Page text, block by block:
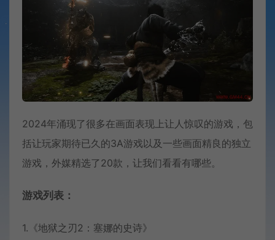
2024年涌现了很多在画面表现上让人惊叹的游戏，包
括让玩家期待已久的3A游戏以及一些画面精良的独立
游戏，外媒精选了20款，让我们看看有哪些。
游戏列表：
1.《地狱之刃2：塞娜的史诗》